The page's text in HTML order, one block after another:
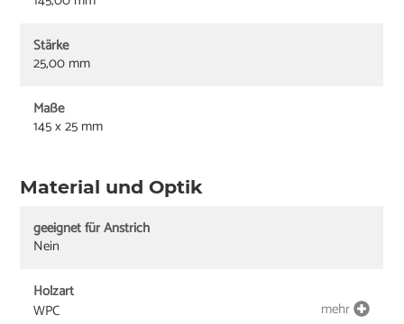
Stärke
25,00 mm
Maße
145 x 25 mm
Material und Optik
geeignet für Anstrich
Nein
Holzart
WPC
mehr